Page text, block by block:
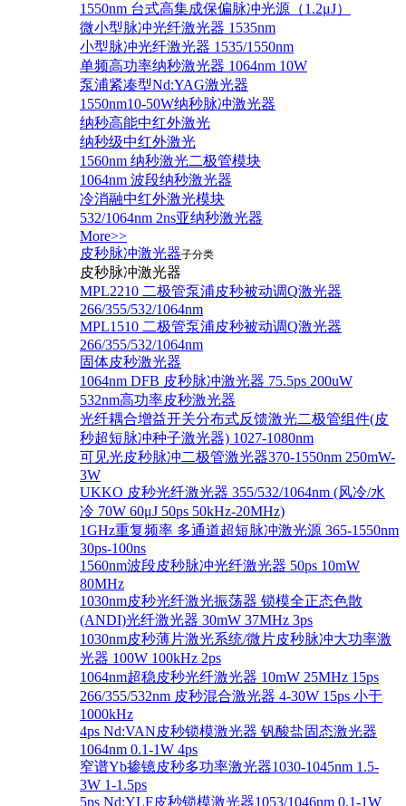
1550nm 台式高集成保偏脉冲光源（1.2μJ）
微小型脉冲光纤激光器 1535nm
小型脉冲光纤激光器 1535/1550nm
单频高功率纳秒激光器 1064nm 10W
泵浦紧凑型Nd:YAG激光器
1550nm10-50W纳秒脉冲激光器
纳秒高能中红外激光
纳秒级中红外激光
1560nm 纳秒激光二极管模块
1064nm 波段纳秒激光器
冷消融中红外激光模块
532/1064nm 2ns亚纳秒激光器
More>>
皮秒脉冲激光器子分类
皮秒脉冲激光器
​MPL2210 二极管泵浦皮秒被动调Q激光器
266/355/532/1064nm
MPL1510 二极管泵浦皮秒被动调Q激光器
266/355/532/1064nm
固体皮秒激光器
1064nm DFB 皮秒脉冲激光器 75.5ps 200uW
532nm高功率皮秒激光器
光纤耦合增益开关分布式反馈激光二极管组件(皮
秒超短脉冲种子激光器) 1027-1080nm
可见光皮秒脉冲二极管激光器370-1550nm 250mW-
3W
UKKO 皮秒光纤激光器 355/532/1064nm (风冷/水
冷 70W 60μJ 50ps 50kHz-20MHz)
1GHz重复频率 多通道超短脉冲激光源 365-1550nm
30ps-100ns
1560nm波段皮秒脉冲光纤激光器 50ps 10mW
80MHz
1030nm皮秒光纤激光振荡器 锁模全正态色散
(ANDI)光纤激光器 30mW 37MHz 3ps
1030nm皮秒薄片激光系统/微片皮秒脉冲大功率激
光器 100W 100kHz 2ps
1064nm超稳皮秒光纤激光器 10mW 25MHz 15ps
266/355/532nm 皮秒混合激光器 4-30W 15ps 小于
1000kHz
4ps Nd:VAN皮秒锁模激光器 钒酸盐固态激光器
1064nm 0.1-1W 4ps
窄谱Yb掺镱皮秒多功率激光器1030-1045nm 1.5-
3W 1-1.5ps
5ps Nd:YLF皮秒锁模激光器1053/1046nm 0.1-1W